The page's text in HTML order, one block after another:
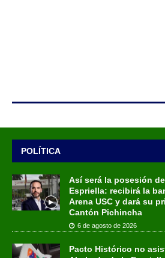
POLÍTICA
Así será la posesión
Espriella: recibirá la
Arena USC y dará su
Cantón Pichincha
6 de agosto de 2026
Pacto Histórico no